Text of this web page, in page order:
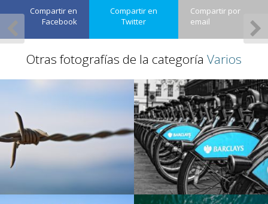
Compartir en
Facebook
Compartir en
Twitter
Compartir por
email
Otras fotografías de la categoría Varios